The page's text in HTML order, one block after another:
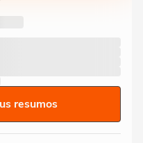
resumos